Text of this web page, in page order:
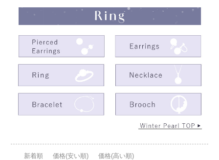
新着順 価格(安い順) 価格(高い順)